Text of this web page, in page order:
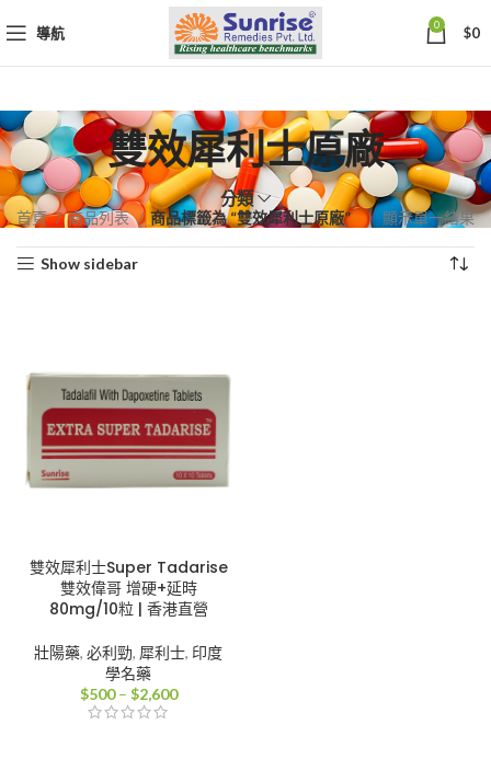
導航 0 $0
雙效犀利士原廠
分類
首頁 商品列表 商品標籤為 “雙效犀利士原廠” 顯示單一結果
Show sidebar
雙效犀利士Super Tadarise
雙效偉哥 增硬+延時
80mg/10粒 | 香港直營
壯陽藥, 必利勁, 犀利士, 印度
學名藥
$500 – $2,600價